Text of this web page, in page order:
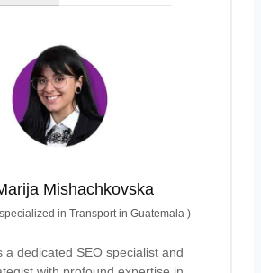
Mishachkovska
in Transport in Guatemala )
a dedicated SEO specialist and